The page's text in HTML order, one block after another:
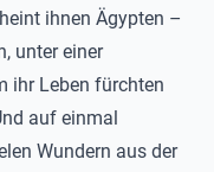
ihnen Ägypten –
unter einer
ihr Leben fürchten
auf einmal
Wundern aus der